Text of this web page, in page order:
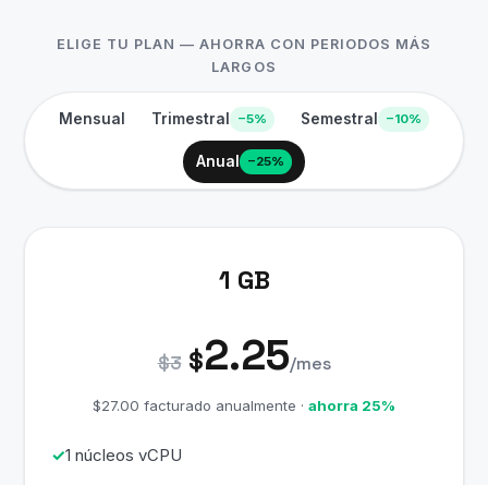
ELIGE TU PLAN — AHORRA CON PERIODOS MÁS
LARGOS
Mensual Trimestral −5% Semestral −10%
Anual −25%
1 GB
$3 $2.25/mes
$27.00 facturado anualmente · ahorra 25%
1 núcleos vCPU